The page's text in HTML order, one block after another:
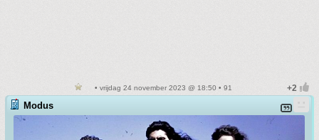
• vrijdag 24 november 2023 @ 18:50 • 91
Modus